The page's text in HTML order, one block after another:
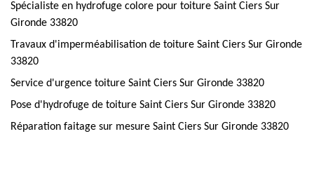
Spécialiste en hydrofuge colore pour toiture Saint Ciers Sur
Gironde 33820
Travaux d'imperméabilisation de toiture Saint Ciers Sur Gironde
33820
Service d'urgence toiture Saint Ciers Sur Gironde 33820
Pose d'hydrofuge de toiture Saint Ciers Sur Gironde 33820
Réparation faitage sur mesure Saint Ciers Sur Gironde 33820